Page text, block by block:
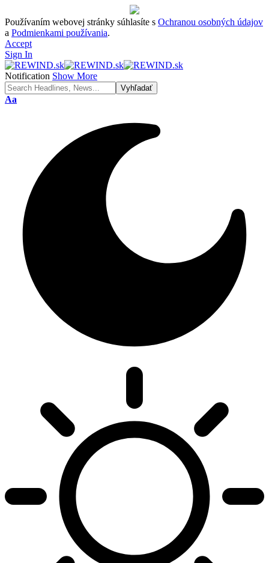
Používaním webovej stránky súhlasíte s Ochranou osobných údajov
a Podmienkami používania.
Accept
Sign In
Notification Show More
Font
Aa